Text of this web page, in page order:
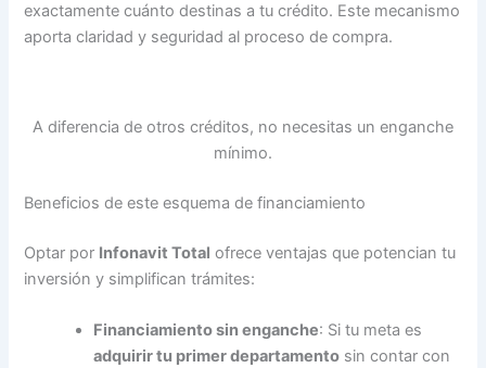
exactamente cuánto destinas a tu crédito. Este mecanismo
aporta claridad y seguridad al proceso de compra.
A diferencia de otros créditos, no necesitas un enganche
mínimo.
Beneficios de este esquema de financiamiento
Optar por Infonavit Total ofrece ventajas que potencian tu
inversión y simplifican trámites:
Financiamiento sin enganche: Si tu meta es
adquirir tu primer departamento sin contar con